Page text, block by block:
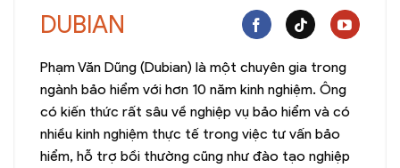
DUBIAN
Phạm Văn Dũng (Dubian) là một chuyên gia trong
ngành bảo hiểm với hơn 10 năm kinh nghiệm. Ông
có kiến thức rất sâu về nghiệp vụ bảo hiểm và có
nhiều kinh nghiệm thực tế trong việc tư vấn bảo
hiểm, hỗ trợ bồi thường cũng như đào tạo nghiệp